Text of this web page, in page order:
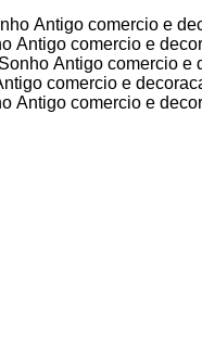
Antigo comercio e
Antigo comercio e
Antigo comercio e
comercio e
Antigo comercio e